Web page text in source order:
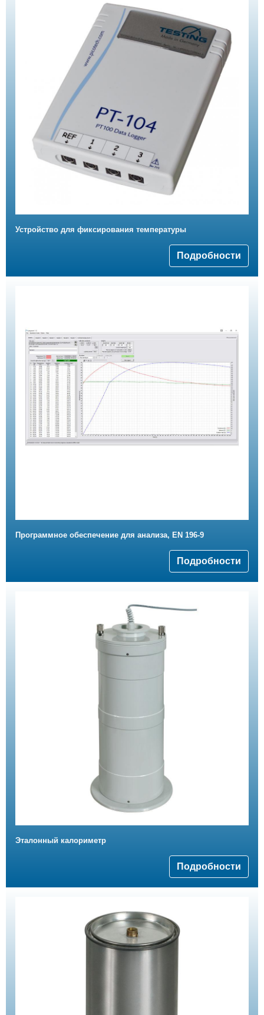
Устройство для фиксирования температуры
Подробности
Программное обеспечение для анализа, EN 196-9
Подробности
Эталонный калориметр
Подробности